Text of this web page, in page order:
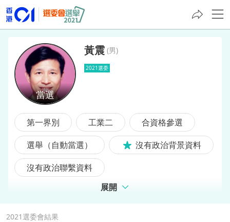
黃震
黃震 (男)
2021選委
第一界別 工業二
合資格參選
選舉（自動當選）
沒有政治背景資料
沒有政治聯繫資料
展開
2021選委會結果